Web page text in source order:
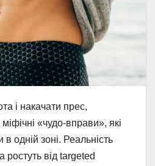
і накачати прес,
«чудо-вправи», які
одній зоні. Реальність
ростуть від targeted